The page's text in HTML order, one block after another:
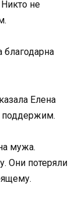
не
Елена
поддержим.
мужа.
Они потеряли